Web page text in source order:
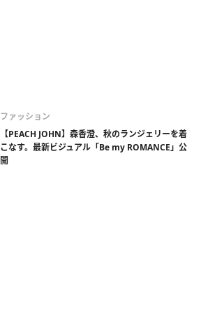
ファッション
【PEACH JOHN】森香澄、秋のランジェリーを着
こなす。最新ビジュアル「Be my ROMANCE」公
開